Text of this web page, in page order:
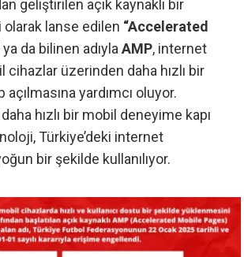
geliştirilen açık kaynaklı bir
lanse edilen “Accelerated
ya da bilinen adıylaAMP, internet
üzerinden daha hızlı bir
yardımcı oluyor.
hızlı bir mobil deneyime kapı
Türkiye’deki internet
bir şekilde kullanılıyor.